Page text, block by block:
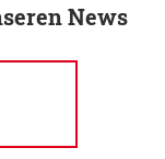
News